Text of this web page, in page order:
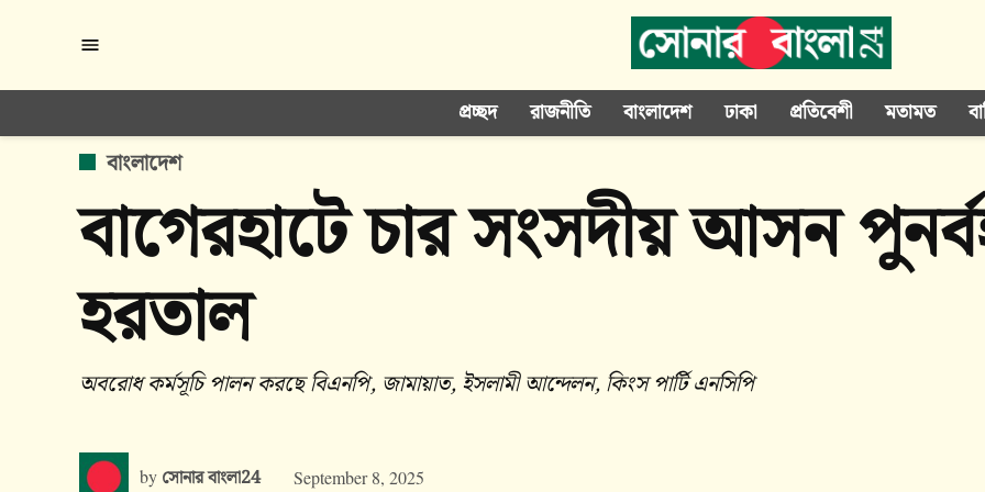
content
প্রচ্ছদ রাজনীতি বাংলাদেশ ঢাকা প্রতিবেশী মতামত
POSTED
বাংলাদেশ
বাগেরহাটে চার সংসদীয় আসন
হরতাল
অবরোধ কর্মসূচি পালন করছে বিএনপি, জামায়াত, ইসলামী আন্দেলন, কিংস পার্টি এনসিপি
by সোনার বাংলা24 September 8, 2025